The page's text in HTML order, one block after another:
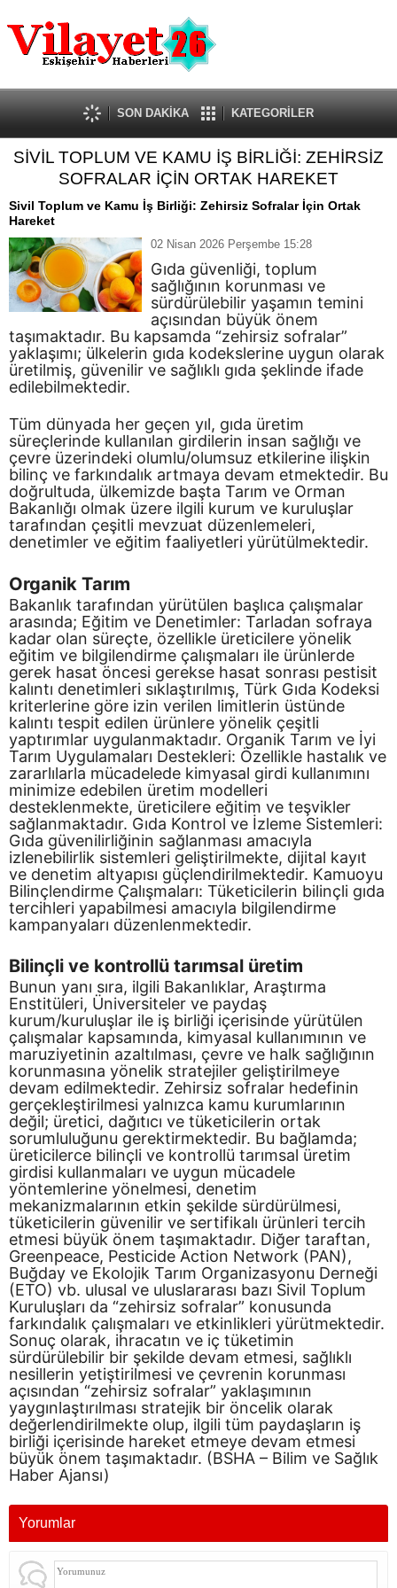
Güncel
Ekonomi
Politika
Eğitim
Spor
Kültür-Sanat
Röportaj
Tanıtım Yazısı
SON DAKİKA KATEGORİLER
SİVİL TOPLUM VE KAMU İŞ BİRLİĞİ: ZEHİRSİZ
SOFRALAR İÇİN ORTAK HAREKET
Sivil Toplum ve Kamu İş Birliği: Zehirsiz Sofralar İçin Ortak
Hareket
02 Nisan 2026 Perşembe 15:28
Gıda güvenliği, toplum
sağlığının korunması ve
sürdürülebilir yaşamın temini
açısından büyük önem
taşımaktadır. Bu kapsamda “zehirsiz sofralar”
yaklaşımı; ülkelerin gıda kodekslerine uygun olarak
üretilmiş, güvenilir ve sağlıklı gıda şeklinde ifade
edilebilmektedir.
Tüm dünyada her geçen yıl, gıda üretim
süreçlerinde kullanılan girdilerin insan sağlığı ve
çevre üzerindeki olumlu/olumsuz etkilerine ilişkin
bilinç ve farkındalık artmaya devam etmektedir. Bu
doğrultuda, ülkemizde başta Tarım ve Orman
Bakanlığı olmak üzere ilgili kurum ve kuruluşlar
tarafından çeşitli mevzuat düzenlemeleri,
denetimler ve eğitim faaliyetleri yürütülmektedir.
Organik Tarım
Bakanlık tarafından yürütülen başlıca çalışmalar
arasında; Eğitim ve Denetimler: Tarladan sofraya
kadar olan süreçte, özellikle üreticilere yönelik
eğitim ve bilgilendirme çalışmaları ile ürünlerde
gerek hasat öncesi gerekse hasat sonrası pestisit
kalıntı denetimleri sıklaştırılmış, Türk Gıda Kodeksi
kriterlerine göre izin verilen limitlerin üstünde
kalıntı tespit edilen ürünlere yönelik çeşitli
yaptırımlar uygulanmaktadır. Organik Tarım ve İyi
Tarım Uygulamaları Destekleri: Özellikle hastalık ve
zararlılarla mücadelede kimyasal girdi kullanımını
minimize edebilen üretim modelleri
desteklenmekte, üreticilere eğitim ve teşvikler
sağlanmaktadır. Gıda Kontrol ve İzleme Sistemleri:
Gıda güvenilirliğinin sağlanması amacıyla
izlenebilirlik sistemleri geliştirilmekte, dijital kayıt
ve denetim altyapısı güçlendirilmektedir. Kamuoyu
Bilinçlendirme Çalışmaları: Tüketicilerin bilinçli gıda
tercihleri yapabilmesi amacıyla bilgilendirme
kampanyaları düzenlenmektedir.
Bilinçli ve kontrollü tarımsal üretim
Bunun yanı sıra, ilgili Bakanlıklar, Araştırma
Enstitüleri, Üniversiteler ve paydaş
kurum/kuruluşlar ile iş birliği içerisinde yürütülen
çalışmalar kapsamında, kimyasal kullanımının ve
maruziyetinin azaltılması, çevre ve halk sağlığının
korunmasına yönelik stratejiler geliştirilmeye
devam edilmektedir. Zehirsiz sofralar hedefinin
gerçekleştirilmesi yalnızca kamu kurumlarının
değil; üretici, dağıtıcı ve tüketicilerin ortak
sorumluluğunu gerektirmektedir. Bu bağlamda;
üreticilerce bilinçli ve kontrollü tarımsal üretim
girdisi kullanmaları ve uygun mücadele
yöntemlerine yönelmesi, denetim
mekanizmalarının etkin şekilde sürdürülmesi,
tüketicilerin güvenilir ve sertifikalı ürünleri tercih
etmesi büyük önem taşımaktadır. Diğer taraftan,
Greenpeace, Pesticide Action Network (PAN),
Buğday ve Ekolojik Tarım Organizasyonu Derneği
(ETO) vb. ulusal ve uluslararası bazı Sivil Toplum
Kuruluşları da “zehirsiz sofralar” konusunda
farkındalık çalışmaları ve etkinlikleri yürütmektedir.
Sonuç olarak, ihracatın ve iç tüketimin
sürdürülebilir bir şekilde devam etmesi, sağlıklı
nesillerin yetiştirilmesi ve çevrenin korunması
açısından “zehirsiz sofralar” yaklaşımının
yaygınlaştırılması stratejik bir öncelik olarak
değerlendirilmekte olup, ilgili tüm paydaşların iş
birliği içerisinde hareket etmeye devam etmesi
büyük önem taşımaktadır. (BSHA – Bilim ve Sağlık
Haber Ajansı)
Yorumlar